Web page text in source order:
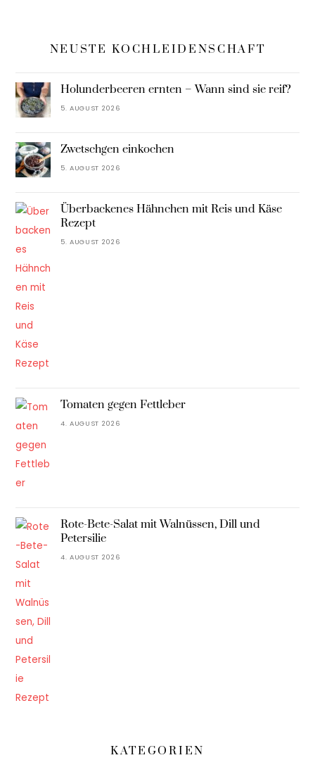
NEUSTE KOCHLEIDENSCHAFT
Holunderbeeren ernten – Wann sind sie reif?
5. AUGUST 2026
Zwetschgen einkochen
5. AUGUST 2026
Überbackenes Hähnchen mit Reis und Käse
Rezept
5. AUGUST 2026
Tomaten gegen Fettleber
4. AUGUST 2026
Rote-Bete-Salat mit Walnüssen, Dill und
Petersilie
4. AUGUST 2026
KATEGORIEN